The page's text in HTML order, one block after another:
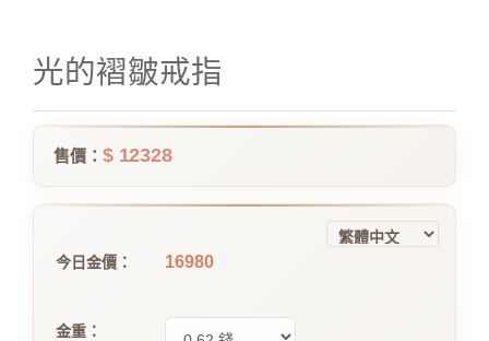
光的褶皺戒指
售價： $ 12328
今日金價： 16980
金重：